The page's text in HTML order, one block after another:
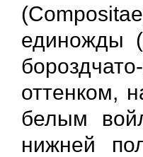
единожды
оттенком,
белым
нижней